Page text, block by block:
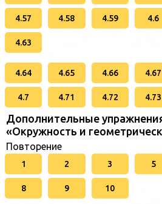
4.57 4.58 4.59 4.6
4.63
4.64 4.65 4.66 4.67
4.7 4.71 4.72 4.73
Дополнительные
«Окружность и
Повторение
1 2 3 5
8 9 10